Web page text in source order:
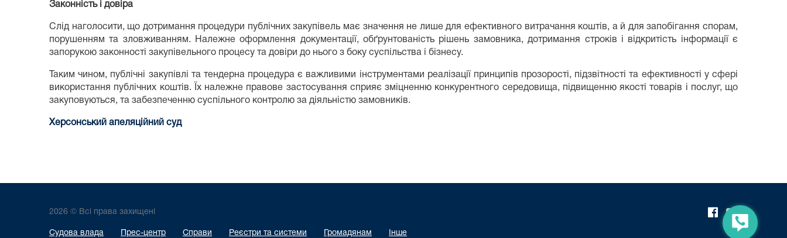
Законність і довіра
Слід наголосити, що дотримання процедури публічних закупівель має значення не лише для ефективного витрачання коштів, а й для запобігання спорам,
порушенням та зловживанням. Належне оформлення документації, обґрунтованість рішень замовника, дотримання строків і відкритість інформації є
запорукою законності закупівельного процесу та довіри до нього з боку суспільства і бізнесу.
Таким чином, публічні закупівлі та тендерна процедура є важливими інструментами реалізації принципів прозорості, підзвітності та ефективності у сфері
використання публічних коштів. Їх належне правове застосування сприяє зміцненню конкурентного середовища, підвищенню якості товарів і послуг, що
закуповуються, та забезпеченню суспільного контролю за діяльністю замовників.
Херсонський апеляційний суд
2026 © Всі права захищені
Судова влада Прес-центр Справи Реєстри та системи Громадянам Інше